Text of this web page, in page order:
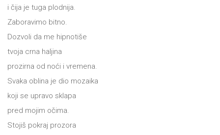
Trgni
Poezija!
i čija je tuga plodnija.
Zaboravimo bitno.
Dozvoli da me hipnotiše
tvoja crna haljina
prozirna od noći i vremena.
Svaka oblina je dio mozaika
koji se upravo sklapa
pred mojim očima.
Stojiš pokraj prozora